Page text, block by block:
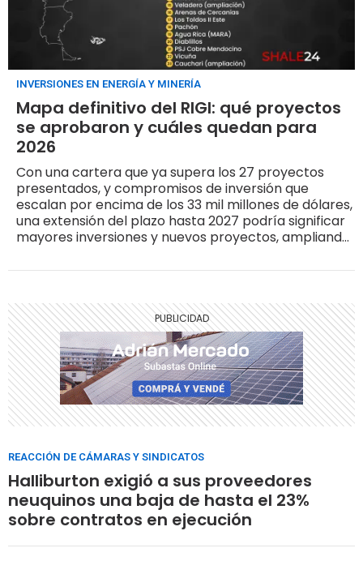
INVERSIONES EN ENERGÍA Y MINERÍA
Mapa definitivo del RIGI: qué proyectos
se aprobaron y cuáles quedan para
2026
Con una cartera que ya supera los 27 proyectos
presentados, y compromisos de inversión que
escalan por encima de los 33 mil millones de dólares,
una extensión del plazo hasta 2027 podría significar
mayores inversiones y nuevos proyectos, ampliando
REACCIÓN DE CÁMARAS Y SINDICATOS
Halliburton exigió a sus proveedores
neuquinos una baja de hasta el 23%
sobre contratos en ejecución